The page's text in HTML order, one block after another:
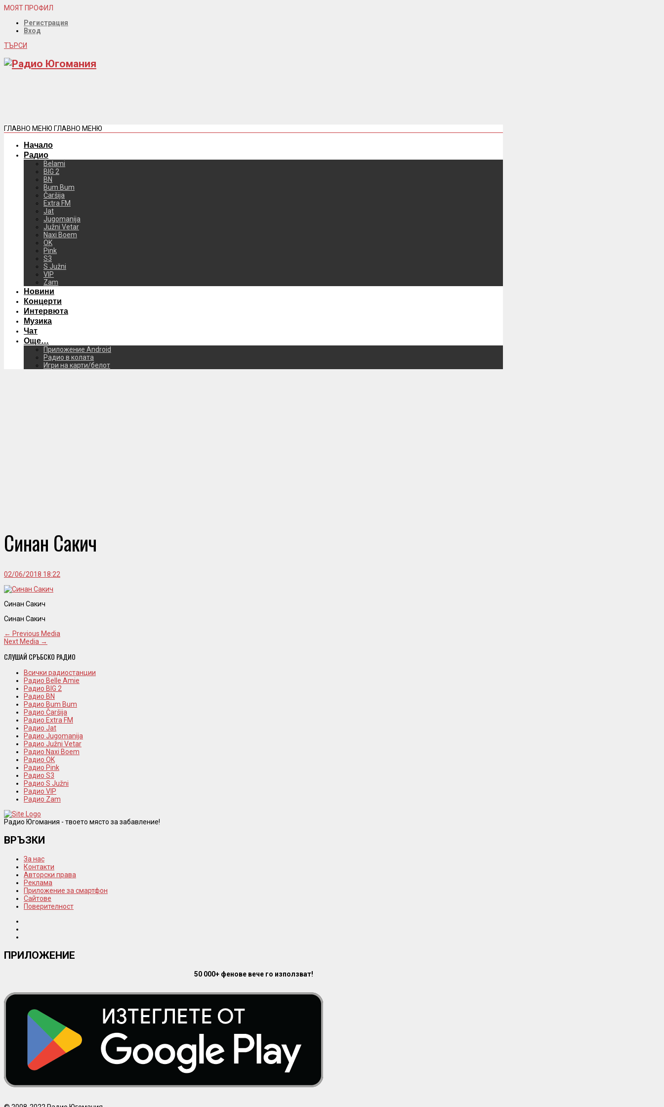
МОЯТ ПРОФИЛ
Регистрация
Вход
ТЪРСИ
ГЛАВНО МЕНЮ ГЛАВНО МЕНЮ
Начало
Радио
Belami
BIG 2
BN
Bum Bum
Čaršija
Extra FM
Jat
Jugomanija
Južni Vetar
Naxi Boem
OK
Pink
S3
S Južni
VIP
Zam
Новини
Концерти
Интервюта
Музика
Чат
Още…
Приложение Android
Радио в колата
Игри на карти/белот
Синан Сакич
02/06/2018 18:22
Синан Сакич
Синан Сакич
← Previous Media
Next Media →
СЛУШАЙ СРЪБСКО РАДИО
Всички радиостанции
Радио Belle Amie
Радио BIG 2
Радио BN
Радио Bum Bum
Радио Čaršija
Радио Extra FM
Радио Jat
Радио Jugomanija
Радио Južni Vetar
Радио Naxi Boem
Радио OK
Радио Pink
Радио S3
Радио S Južni
Радио VIP
Радио Zam
Радио Югомания - твоето място за забавление!
ВРЪЗКИ
За нас
Контакти
Авторски права
Реклама
Приложение за смартфон
Сайтове
Поверителност
ПРИЛОЖЕНИЕ
50 000+ фенове вече го използват!